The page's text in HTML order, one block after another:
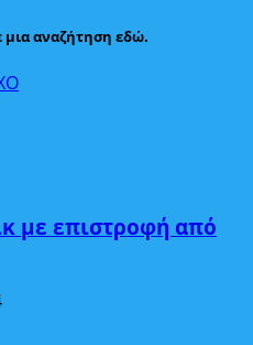
μια αναζήτηση εδώ.
με επιστροφή από